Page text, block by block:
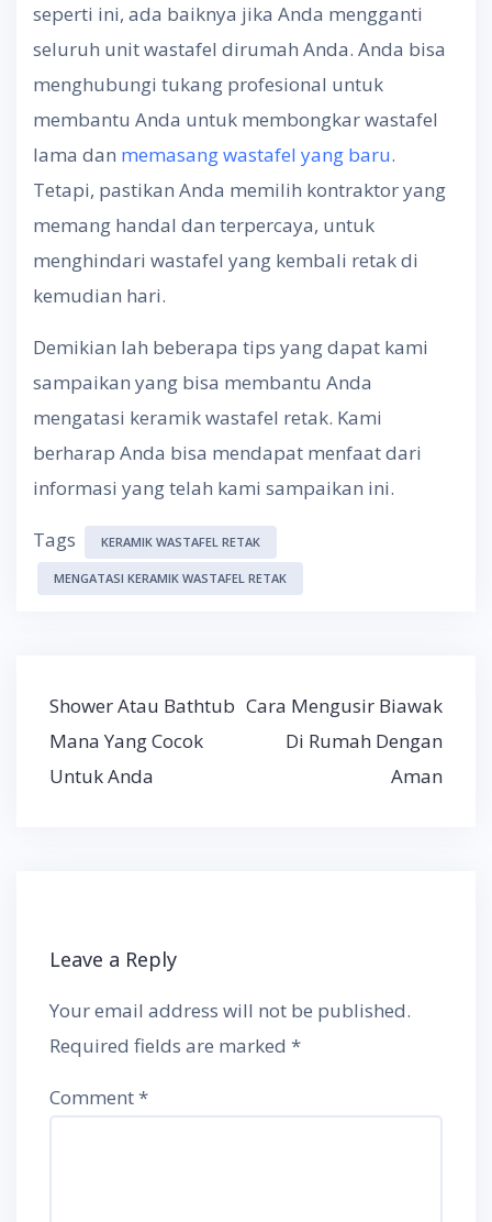
seperti ini, ada baiknya jika Anda mengganti
seluruh unit wastafel dirumah Anda. Anda bisa
menghubungi tukang profesional untuk
membantu Anda untuk membongkar wastafel
lama dan memasang wastafel yang baru.
Tetapi, pastikan Anda memilih kontraktor yang
memang handal dan terpercaya, untuk
menghindari wastafel yang kembali retak di
kemudian hari.
Demikian lah beberapa tips yang dapat kami
sampaikan yang bisa membantu Anda
mengatasi keramik wastafel retak. Kami
berharap Anda bisa mendapat menfaat dari
informasi yang telah kami sampaikan ini.
Tags KERAMIK WASTAFEL RETAK
MENGATASI KERAMIK WASTAFEL RETAK
Post
Shower Atau Bathtub
Mana Yang Cocok
Untuk Anda
Cara Mengusir Biawak
Di Rumah Dengan
Aman
Leave a Reply
Your email address will not be published.
Required fields are marked *
Comment*